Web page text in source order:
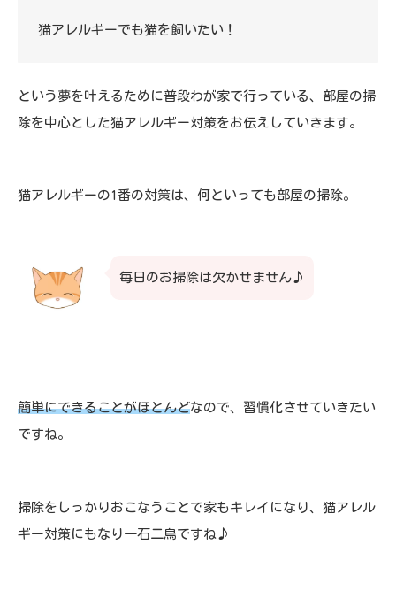
猫アレルギーでも猫を飼いたい！
という夢を叶えるために普段わが家で行っている、部屋の掃
除を中心とした猫アレルギー対策をお伝えしていきます。
猫アレルギーの1番の対策は、何といっても部屋の掃除。
毎日のお掃除は欠かせません♪
簡単にできることがほとんどなので、習慣化させていきたい
ですね。
掃除をしっかりおこなうことで家もキレイになり、猫アレル
ギー対策にもなり一石二鳥ですね♪